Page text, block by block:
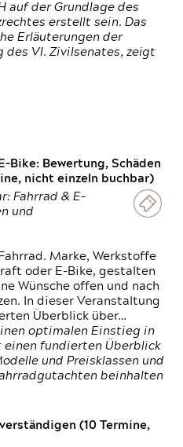
auf der Grundlage des
erstellt sein. Das
Erläuterungen der
des VI. Zivilsenates, zeigt
Bike: Bewertung, Schäden
nicht einzeln buchbar)
Fahrrad & E-
und
Marke, Werkstoffe
oder E-Bike, gestalten
Wünsche offen und nach
In dieser Veranstaltung
Überblick über…
optimalen Einstieg in
fundierten Überblick
und Preisklassen und
beinhalten
(10 Termine,